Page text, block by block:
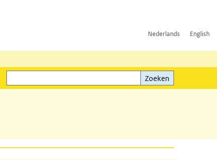
Nederlands English
Zoeken